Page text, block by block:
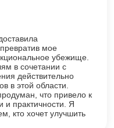
мое
убежище.
в сочетании с
действительно
в этой области.
что привело к
и практичности. Я
кто хочет улучшить